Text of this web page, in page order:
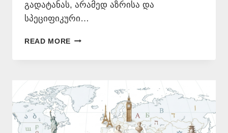
გადატანას, არამედ აზრისა და
სპეციფიკური…
READ MORE ᲩᲘᲜᲣᲠᲘ
ᲗᲐᲠᲯᲘᲛᲐᲜᲘ
577